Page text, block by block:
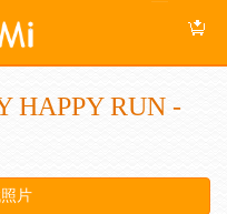
HAPPY RUN -
片